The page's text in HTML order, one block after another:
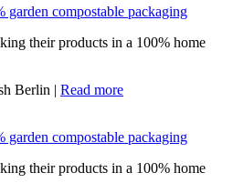
compostable packaging
their products in a 100% home
Berlin | Read more
compostable packaging
their products in a 100% home